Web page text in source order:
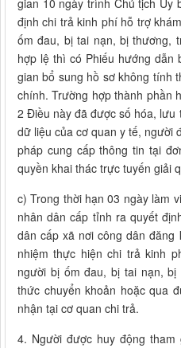
gian 10 ngày trình Chủ tịch Ủy
định chi trả kinh phí hỗ trợ
ốm đau, bị tai nạn, bị thương,
hợp lệ thì có Phiếu hướng dẫn
gian bổ sung hồ sơ không tính
chính. Trường hợp thành phần
2 Điều này đã được số hóa, lưu
dữ liệu của cơ quan y tế, người
pháp cung cấp thông tin tại
quyền khai thác trực tuyến giải
c) Trong thời hạn 03 ngày làm
nhân dân cấp tỉnh ra quyết
dân cấp xã nơi công dân
nhiệm thực hiện chi trả kinh
người bị ốm đau, bị tai nạn,
thức chuyển khoản hoặc qua
nhận tại cơ quan chi trả.
4. Người được huy động